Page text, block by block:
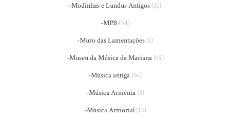
-Modinhas e Lundus Antigos (31)
-MPB(54)
-Muro das Lamentações (1)
-Museu da Música de Mariana(15)
-Música antiga (16)
-Música Armênia(3)
-Música Armorial(12)